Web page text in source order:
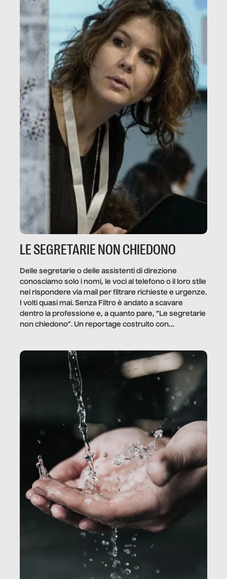
LE SEGRETARIE NON CHIEDONO
Delle segretarie o delle assistenti di direzione
conosciamo solo i nomi, le voci al telefono o il loro stile
nel rispondere via mail per filtrare richieste e urgenze.
I volti quasi mai. Senza Filtro è andato a scavare
dentro la professione e, a quanto pare, “Le segretarie
non chiedono”. Un reportage costruito con